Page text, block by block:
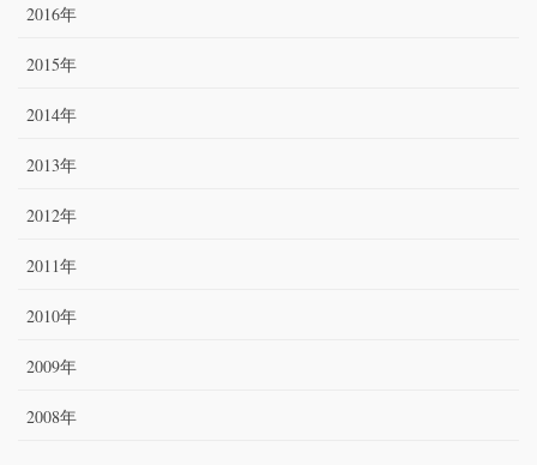
2016年
2015年
2014年
2013年
2012年
2011年
2010年
2009年
2008年